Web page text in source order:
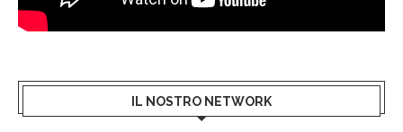
IL NOSTRO NETWORK